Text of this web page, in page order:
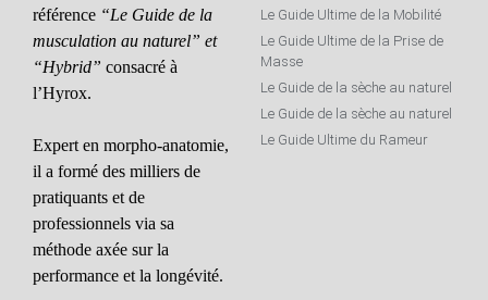
référence “Le Guide de la
musculation au naturel” et
“Hybrid” consacré à
l’Hyrox.
Expert en morpho-anatomie,
il a formé des milliers de
pratiquants et de
professionnels via sa
méthode axée sur la
performance et la longévité.
Le Guide Ultime de la Mobilité
Le Guide Ultime de la Prise de
Masse
Le Guide de la sèche au naturel
Le Guide de la sèche au naturel
Le Guide Ultime du Rameur